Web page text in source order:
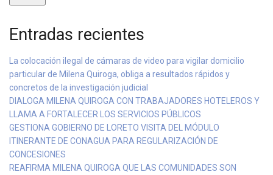
Entradas recientes
La colocación ilegal de cámaras de video para vigilar domicilio
particular de Milena Quiroga, obliga a resultados rápidos y
concretos de la investigación judicial
DIALOGA MILENA QUIROGA CON TRABAJADORES HOTELEROS Y
LLAMA A FORTALECER LOS SERVICIOS PÚBLICOS
GESTIONA GOBIERNO DE LORETO VISITA DEL MÓDULO
ITINERANTE DE CONAGUA PARA REGULARIZACIÓN DE
CONCESIONES
REAFIRMA MILENA QUIROGA QUE LAS COMUNIDADES SON